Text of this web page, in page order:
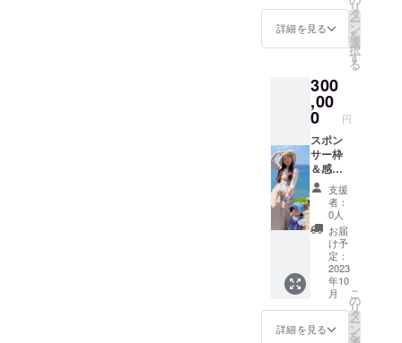
す。
【交換
ンディ
ング終
了から
２ヶ月
です】
「有効
期限：
2023年
7月〜
2023年
9月」
さ出し
は、
フォー
ム１枚
する。
ご購入
いただ
いた方
は、 入
力いた
だいた
ご住所
に、3回
券のハ
ガキを
送らせ
ていた
だきま
す。店
頭でハ
ガキと
ネイル
謝動画
を個別
に撮っ
て お送
ていた
だきま
す。
【お名
前呼び
ます】
・動画
の内
容：娘
と一緒
にご購
入のお
礼動画
を撮り
ます ・
収録時
間：1分
・提供
詳細を見る
リ
タ
ー
ン
を
選
択
す
る
300
,00
0 円
スポン
サー枠
＆感謝
動画
•【サロ
ンのメ
ニュー
ページ
にスポ
ンサー
名（企
業名、
個人
名）を
支援
者：
0人
お届
け予
定：
2023
年10
月
詳細を見る
こ
の
リ
タ
ー
ン
を